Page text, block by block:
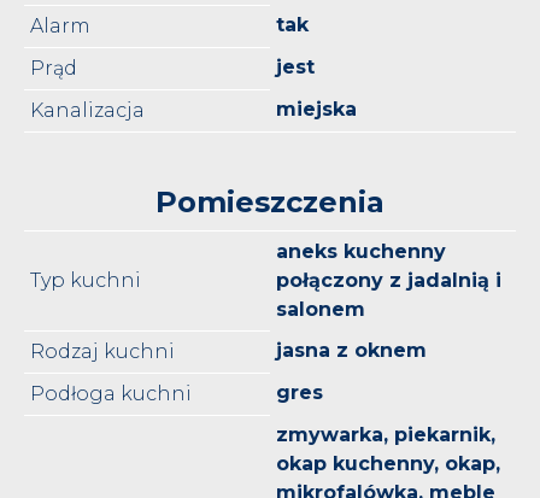
Alarm
tak
Prąd
jest
Kanalizacja
miejska
Pomieszczenia
Typ kuchni
aneks kuchenny
połączony z jadalnią i
salonem
Rodzaj kuchni
jasna z oknem
Podłoga kuchni
gres
zmywarka, piekarnik,
okap kuchenny, okap,
mikrofalówka, meble